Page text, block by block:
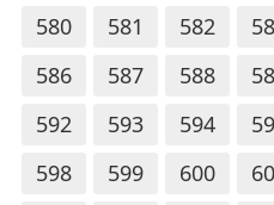
580
581 582
586
587 588
592
593 594
598
599 600